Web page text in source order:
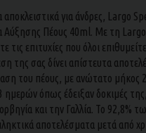
αποκλειστικά για άνδρες, Largo
Αύξησης Πέους 40ml. Με τη Largo
τις επιτυχίες που όλοι
της σας δίνει απίστευτα
του πέους, με ανώτατο μήκος
ημερών όπως έδειξαν δοκιμές
και την Γαλλία. Το 92,8%
αποτελέσματα μετά από